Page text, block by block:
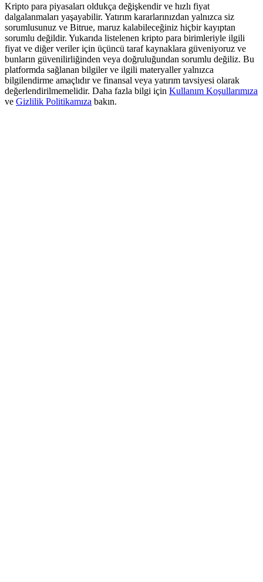
Deposit CASHCAT & Win
Share 500000 CASHCAT prize pool
Exclusive for BitMart Users
Register & Trade to Win 500,000 USDT
Kripto para piyasaları oldukça değişkendir ve hızlı fiyat
dalgalanmaları yaşayabilir. Yatırım kararlarınızdan yalnızca siz
sorumlusunuz ve Bitrue, maruz kalabileceğiniz hiçbir kayıptan
sorumlu değildir. Yukarıda listelenen kripto para birimleriyle ilgili
fiyat ve diğer veriler için üçüncü taraf kaynaklara güveniyoruz ve
bunların güvenilirliğinden veya doğruluğundan sorumlu değiliz. Bu
platformda sağlanan bilgiler ve ilgili materyaller yalnızca
bilgilendirme amaçlıdır ve finansal veya yatırım tavsiyesi olarak
değerlendirilmemelidir. Daha fazla bilgi için Kullanım Koşullarımıza
ve Gizlilik Politikamıza bakın.